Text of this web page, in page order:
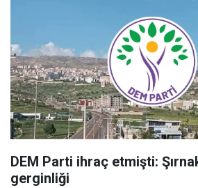
DEM Parti ihraç etmişti:
gerginliği